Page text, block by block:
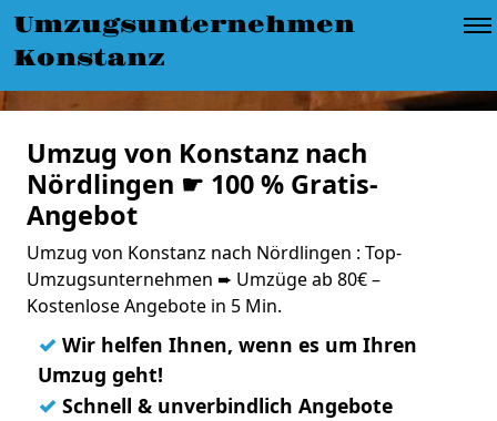
Umzugsunternehmen
Konstanz
Umzug von Konstanz nach
Nördlingen ☛ 100 % Gratis-
Angebot
Umzug von Konstanz nach Nördlingen : Top-
Umzugsunternehmen ➨ Umzüge ab 80€ –
Kostenlose Angebote in 5 Min.
✓ Wir helfen Ihnen, wenn es um Ihren
Umzug geht!
✓ Schnell & unverbindlich Angebote